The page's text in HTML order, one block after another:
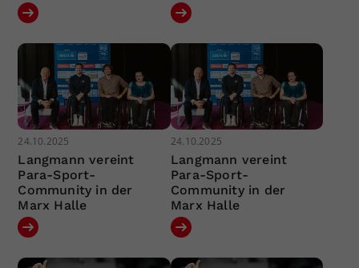
24.10.2025
Langmann vereint
Para-Sport-
Community in der
Marx Halle
24.10.2025
Langmann vereint
Para-Sport-
Community in der
Marx Halle